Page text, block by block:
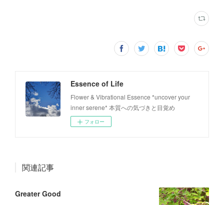
Essence of Life
Flower & Vibrational Essence *uncover your
inner serene* 本質への気づきと目覚め
フォロー
関連記事
Greater Good